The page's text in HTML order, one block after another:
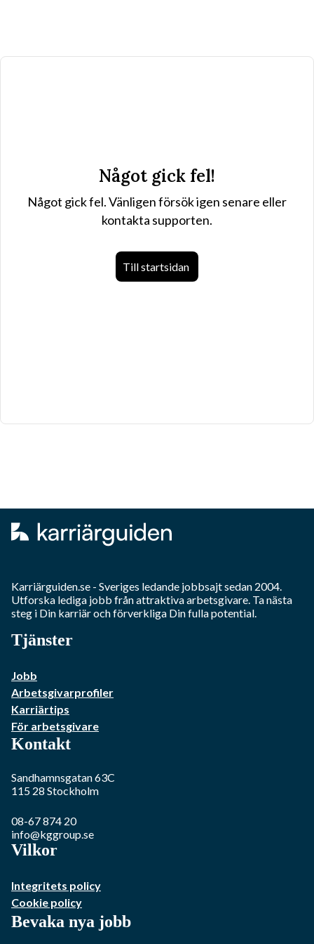
Något gick fel!
Något gick fel. Vänligen försök igen senare eller
kontakta supporten.
Till startsidan
Karriärguiden.se - Sveriges ledande jobbsajt sedan 2004.
Utforska lediga jobb från attraktiva arbetsgivare. Ta nästa
steg i Din karriär och förverkliga Din fulla potential.
Tjänster
Jobb
Arbetsgivarprofiler
Karriärtips
För arbetsgivare
Kontakt
Sandhamnsgatan 63C
115 28 Stockholm
08-67 874 20
info@kggroup.se
Vilkor
Integritets policy
Cookie policy
Bevaka nya jobb